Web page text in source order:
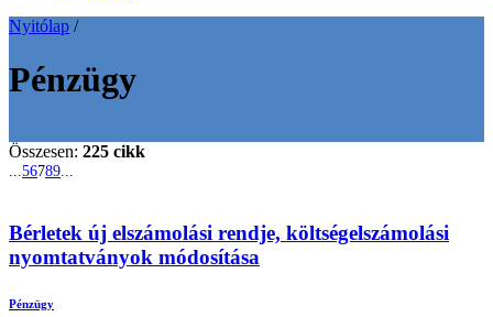
Nyitólap /
Pénzügy
Összesen: 225 cikk
56789
Bérletek új elszámolási rendje, költségelszámolási
nyomtatványok módosítása
Pénzügy